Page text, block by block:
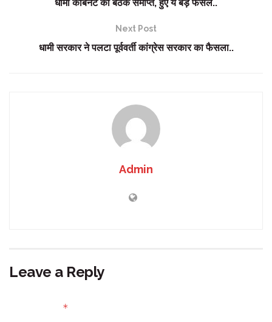
धामी कैबिनेट की बैठक समाप्त, हुए ये बड़े फैसले..
Next Post
धामी सरकार ने पलटा पूर्ववर्ती कांग्रेस सरकार का फैसला..
Admin
Leave a Reply
*